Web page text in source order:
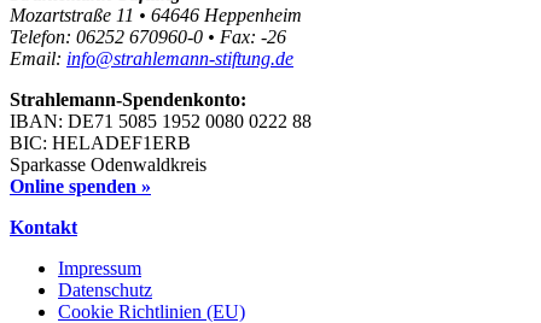
Mozartstraße 11 • 64646 Heppenheim
Telefon: 06252 670960-0 • Fax: -26
Email: info@strahlemann-stiftung.de
Strahlemann-Spendenkonto:
IBAN: DE71 5085 1952 0080 0222 88
BIC: HELADEF1ERB
Sparkasse Odenwaldkreis
Online spenden »
Kontakt
Impressum
Datenschutz
Cookie Richtlinien (EU)